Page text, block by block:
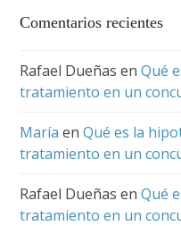
Comentarios recientes
Rafael Dueñas enQué
tratamiento en un
María enQué es la
tratamiento en un
Rafael Dueñas enQué
tratamiento en un